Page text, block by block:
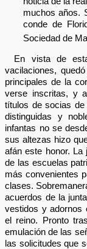
muchos años.
conde de
Sociedad de
En vista de
vacilaciones,
principales de la
verse inscritas, y
títulos de socias
distinguidas y
infantas no se
sus altezas hizo
afán este honor.
de las escuelas
más convenientes
clases.
acuerdos de la
vestidos y adornos
el reino. Pronto
emulación de las
las solicitudes que